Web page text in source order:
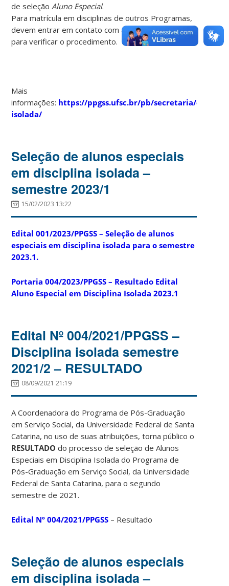
de seleção Aluno Especial.
Para matrícula em disciplinas de outros Programas,
devem entrar em contato com as suas secretarias
para verificar o procedimento.
Mais
informações: https://ppgss.ufsc.br/pb/secretaria/
isolada/
Seleção de alunos especiais
em disciplina isolada –
semestre 2023/1
15/02/2023 13:22
Edital 001/2023/PPGSS – Seleção de alunos
especiais em disciplina isolada para o semestre
2023.1.
Portaria 004/2023/PPGSS – Resultado Edital
Aluno Especial em Disciplina Isolada 2023.1
Edital Nº 004/2021/PPGSS –
Disciplina isolada semestre
2021/2 – RESULTADO
08/09/2021 21:19
A Coordenadora do Programa de Pós-Graduação
em Serviço Social, da Universidade Federal de Santa
Catarina, no uso de suas atribuições, torna público o
RESULTADO do processo de seleção de Alunos
Especiais em Disciplina Isolada do Programa de
Pós-Graduação em Serviço Social, da Universidade
Federal de Santa Catarina, para o segundo
semestre de 2021.
Edital Nº 004/2021/PPGSS – Resultado
Seleção de alunos especiais
em disciplina isolada –